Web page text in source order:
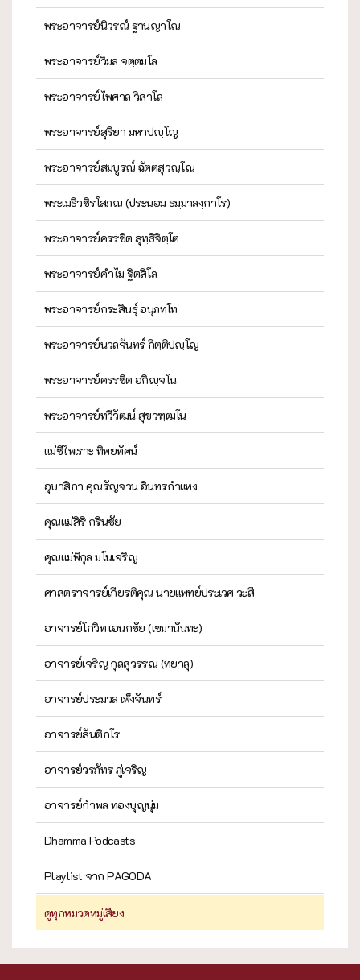
พระอาจารย์นิวรณ์ ฐานญาโณ
พระอาจารย์วิมล จตฺตมโล
พระอาจารย์ไพศาล วิสาโล
พระอาจารย์สุริยา มหาปญฺโญ
พระอาจารย์สมบูรณ์ ฉัตตสุวณฺโณ
พระเมธีวชิรโสภณ (ประนอม ธมฺมาลงฺกาโร)
พระอาจารย์ครรชิต สุทฺธิจิตฺโต
พระอาจารย์คำไม ฐิตสีโล
พระอาจารย์กระสินธุ์ อนุภทฺโท
พระอาจารย์นวลจันทร์ กิตฺติปญฺโญ
พระอาจารย์ครรชิต อกิญฺจโน
พระอาจารย์ทวีวัฒน์ สุขวฑฺฒโน
แม่ชีไพเราะ ทิพยทัศน์
อุบาสิกา คุณรัญจวน อินทรกำแหง
คุณแม่สิริ กรินชัย
คุณแม่พิกุล มโนเจริญ
ศาสตราจารย์เกียรติคุณ นายแพทย์ประเวศ วะสี
อาจารย์โกวิท เอนกชัย (เขมานันทะ)
อาจารย์เจริญ กุลสุวรรณ (ทยาลุ)
อาจารย์ประมวล เพ็งจันทร์
อาจารย์สันติกโร
อาจารย์วรภัทร ภู่เจริญ
อาจารย์กำพล ทองบุญนุ่ม
Dhamma Podcasts
Playlist จาก PAGODA
ดูทุกหมวดหมู่เสียง